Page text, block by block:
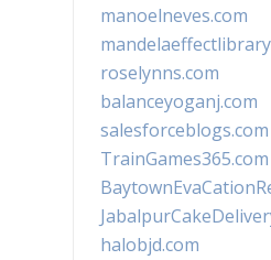
manoelneves.com
roselynns.com
balanceyoganj.com
salesforceblogs.com
TrainGames365.com
halobjd.com